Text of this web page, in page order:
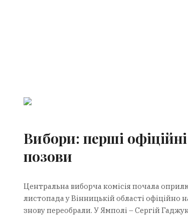
Вибори: перші
позови
Центральна виборча комісія почала
листопада у Вінницькій області офіційно
знову переобрали. У Ямполі – Сергій